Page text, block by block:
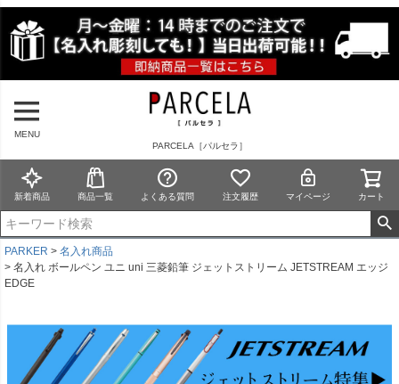
MENU
PARCELA［パルセラ］
新着商品 商品一覧 よくある質問 注文履歴 マイページ カート
PARKER
名入れ商品
名入れ ボールペン ユニ uni 三菱鉛筆 ジェットストリーム JETSTREAM エッジ
EDGE